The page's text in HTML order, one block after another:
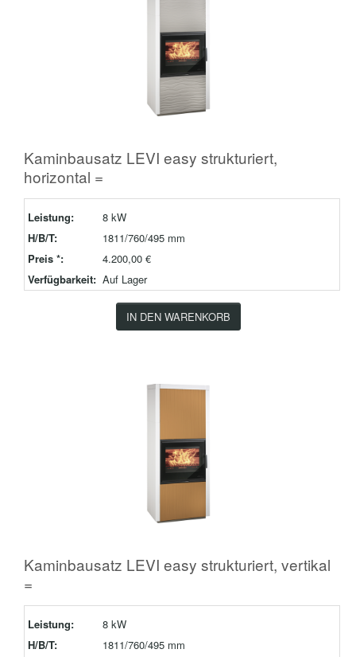
Kaminbausatz LEVI easy strukturiert,
horizontal =
Leistung:
8 kW
H/B/T:
1811/760/495 mm
Preis *:
4.200,00 €
Verfügbarkeit: Auf Lager
IN DEN WARENKORB
Kaminbausatz LEVI easy strukturiert, vertikal
=
Leistung:
8 kW
H/B/T:
1811/760/495 mm